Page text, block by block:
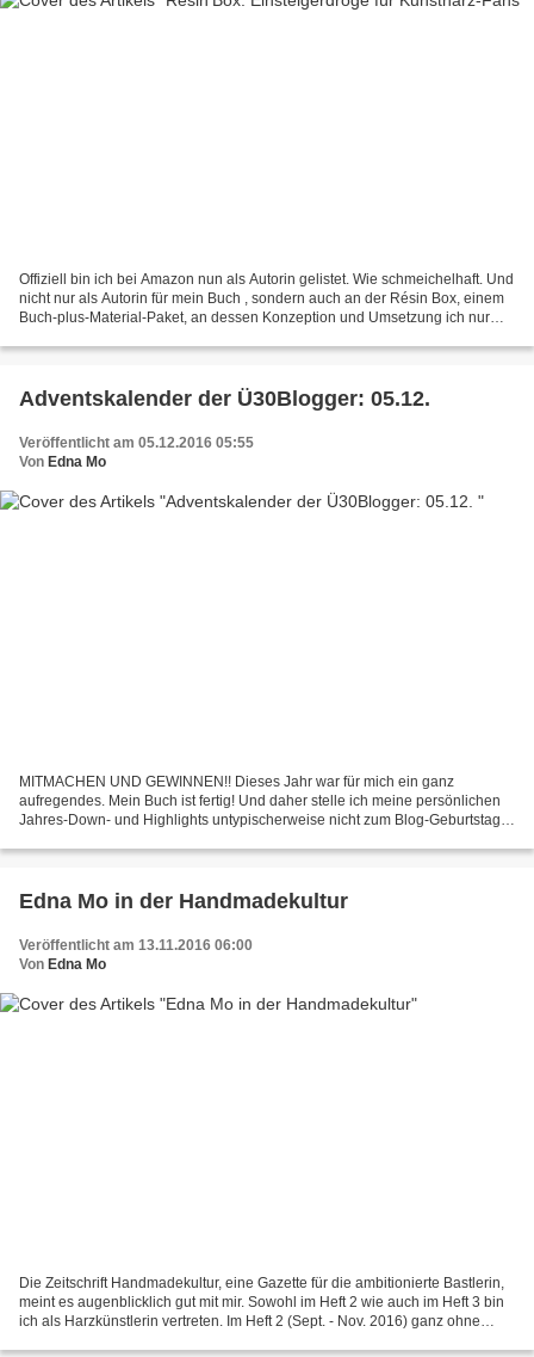
Offiziell bin ich bei Amazon nun als Autorin gelistet. Wie schmeichelhaft. Und
nicht nur als Autorin für mein Buch , sondern auch an der Résin Box, einem
Buch-plus-Material-Paket, an dessen Konzeption und Umsetzung ich nur
Adventskalender der Ü30Blogger: 05.12.
Veröffentlicht am 05.12.2016 05:55
Von Edna Mo
MITMACHEN UND GEWINNEN!! Dieses Jahr war für mich ein ganz
aufregendes. Mein Buch ist fertig! Und daher stelle ich meine persönlichen
Jahres-Down- und Highlights untypischerweise nicht zum Blog-Geburtstag,
Edna Mo in der Handmadekultur
Veröffentlicht am 13.11.2016 06:00
Von Edna Mo
Die Zeitschrift Handmadekultur, eine Gazette für die ambitionierte Bastlerin,
meint es augenblicklich gut mit mir. Sowohl im Heft 2 wie auch im Heft 3 bin
ich als Harzkünstlerin vertreten. Im Heft 2 (Sept. - Nov. 2016) ganz ohne